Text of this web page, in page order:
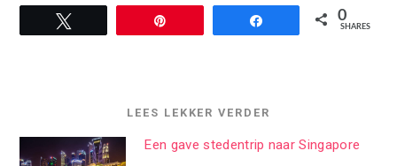
0
SHARES
LEES LEKKER VERDER
Een gave stedentrip naar Singapore